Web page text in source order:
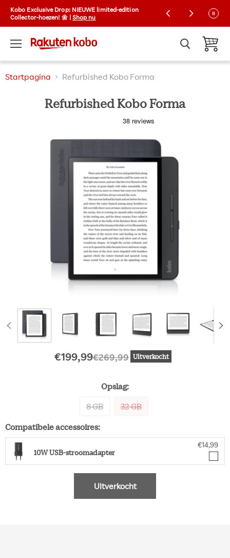
Kobo Exclusive Drop: NIEUWE limited-edition
Collector-hoezen! 🌼 | Shop nu
Gratis verzending op bestellingen boven €30
Startpagina Refurbished Kobo Forma
Refurbished Kobo Forma
Huidige prijs
€199,99Oorspronkelijke prijs
€269,99 Uitverkocht
Opslag:
8 GB
32 GB
Compatibele accessoires:
10W USB-stroomadapter
€14,99
Uitverkocht